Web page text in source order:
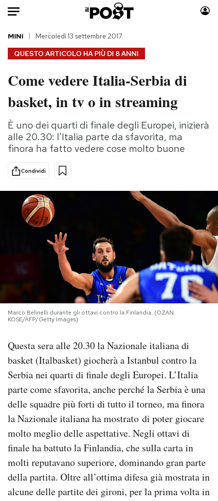
Auto
HOME
Italia
Politica
Tecnologia
Internet
Scienza
Cultura
Economia
Sport
Moda
Consumismi
Storie/Idee
Ok Boomer!
Media
Mondiali calcio 2026
PODCAST
NEWSLETTER
I MIEI PREFERITI
CALENDARIO
Area Personale
Newsletter
Notifiche mobile
Hai bisogno di aiuto?
Esci
QUESTO ARTICOLO HA PIÙ DI 8 ANNI
MINI Mercoledì 13 settembre 2017
Come vedere Italia-Serbia di
basket, in tv o in streaming
È uno dei quarti di finale degli Europei, inizierà
alle 20.30: l'Italia parte da sfavorita, ma
finora ha fatto vedere cose molto buone
Condividi
Marco Belinelli durante gli ottavi contro la Finlandia. (OZAN
KOSE/AFP/Getty Images)
Questa sera alle 20.30 la Nazionale italiana di
basket (Italbasket) giocherà a Istanbul contro la
Serbia nei quarti di finale degli Europei. L’Italia
parte come sfavorita, anche perché la Serbia è una
delle squadre più forti di tutto il torneo, ma finora
la Nazionale italiana ha mostrato di poter giocare
molto meglio delle aspettative. Negli ottavi di
finale ha battuto la Finlandia, che sulla carta in
molti reputavano superiore, dominando gran parte
della partita. Oltre all’ottima difesa già mostrata in
alcune delle partite dei gironi, per la prima volta in